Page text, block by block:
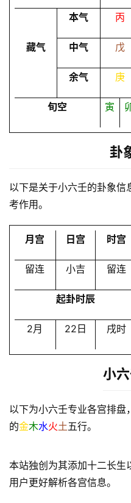
服
务
员
登录
本气 丙
藏气 中气 戊
余气 庚
旬空 寅
卦
以下是关于小六壬的卦象
考作用。
月宫 日宫 时宫
留连 小吉 留连
起卦时辰
2月 22日 戌时
小
以下为小六壬专业各宫排盘
的金木水火土五行。
本站独创为其添加十二长生
用户更好解析各宫信息。